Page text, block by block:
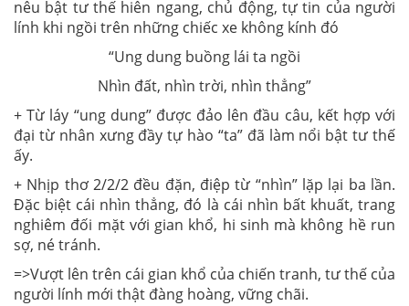
nêu bật tư thế hiên ngang, chủ động, tự tin của người
lính khi ngồi trên những chiếc xe không kính đó
“Ung dung buồng lái ta ngồi
Nhìn đất, nhìn trời, nhìn thẳng”
+ Từ láy “ung dung” được đảo lên đầu câu, kết hợp với
đại từ nhân xưng đầy tự hào “ta” đã làm nổi bật tư thế
ấy.
+ Nhịp thơ 2/2/2 đều đặn, điệp từ “nhìn” lặp lại ba lần.
Đặc biệt cái nhìn thẳng, đó là cái nhìn bất khuất, trang
nghiêm đối mặt với gian khổ, hi sinh mà không hề run
sợ, né tránh.
=>Vượt lên trên cái gian khổ của chiến tranh, tư thế của
người lính mới thật đàng hoàng, vững chãi.